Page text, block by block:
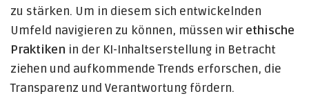
zu stärken. Um in diesem sich entwickelnden
Umfeld navigieren zu können, müssen wir ethische
Praktiken in der KI-Inhaltserstellung in Betracht
ziehen und aufkommende Trends erforschen, die
Transparenz und Verantwortung fördern.